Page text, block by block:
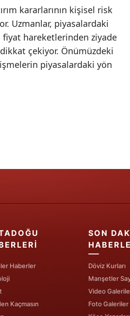
kararlarının kişisel risk
Uzmanlar, piyasalardaki
fiyat hareketlerinden ziyade
çekiyor. Önümüzdeki
piyasalardaki yön
Haberler
Kaçmasın
SON
Döviz Kurları
Manşetler
Video
Foto Galeriler